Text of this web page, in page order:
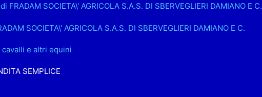
FRADAM SOCIETA\' AGRICOLA S.A.S. DI SBERVEGLIERI DAMIANO E C.
SOCIETA\' AGRICOLA S.A.S. DI SBERVEGLIERI DAMIANO E C.
e altri equini
SEMPLICE